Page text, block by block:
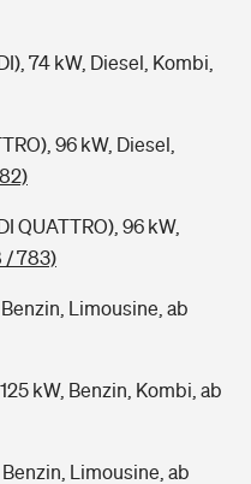
74 kW, Diesel, Kombi,
96 kW, Diesel,
QUATTRO), 96 kW,
/ 783)
Limousine, ab
kW, Benzin, Kombi, ab
Limousine, ab